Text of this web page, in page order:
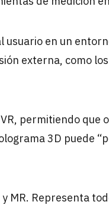
usuario en un
externa, como
permitiendo
3D puede
MR. Representa